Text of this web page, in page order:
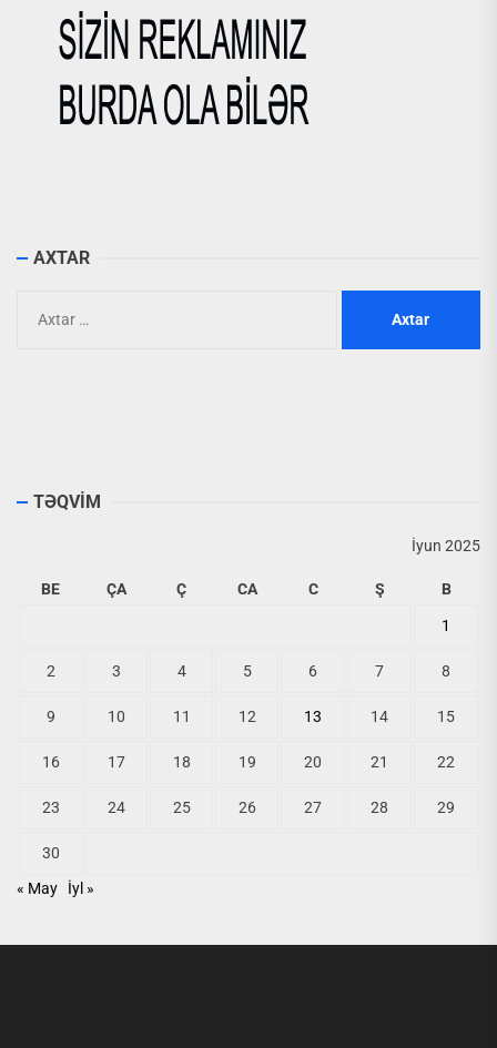
AXTAR
TƏQVİM
İyun 2025
BE ÇA Ç CA C Ş B
1
2 3 4 5 6 7 8
9 10 11 12 13 14 15
16 17 18 19 20 21 22
23 24 25 26 27 28 29
30
« May
İyl »